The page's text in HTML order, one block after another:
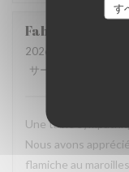
す
Fabrice
2026-07-19
- 12:00
サービス
Une table
Nous avons
flamiche au